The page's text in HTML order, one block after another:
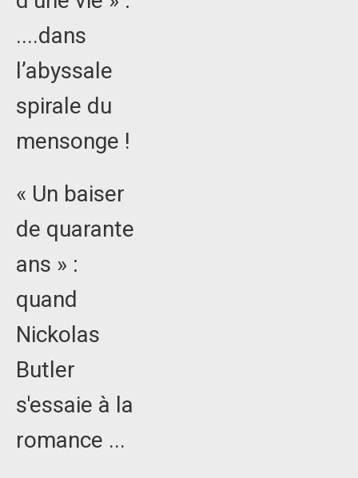
....dans
l’abyssale
spirale du
mensonge !
« Un baiser
de quarante
ans » :
quand
Nickolas
Butler
s'essaie à la
romance ...